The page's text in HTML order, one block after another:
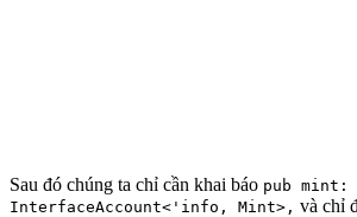
Sau đó chúng ta chỉ cần khai báo pub mint:
InterfaceAccount<'info, Mint>, và chỉ